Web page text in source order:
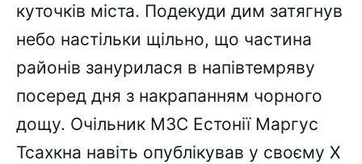
куточків міста. Подекуди дим затягнув
небо настільки щільно, що частина
районів занурилася в напівтемряву
посеред дня з накрапанням чорного
дощу. Очільник МЗС Естонії Маргус
Тсахкна навіть опублікував у своєму Х